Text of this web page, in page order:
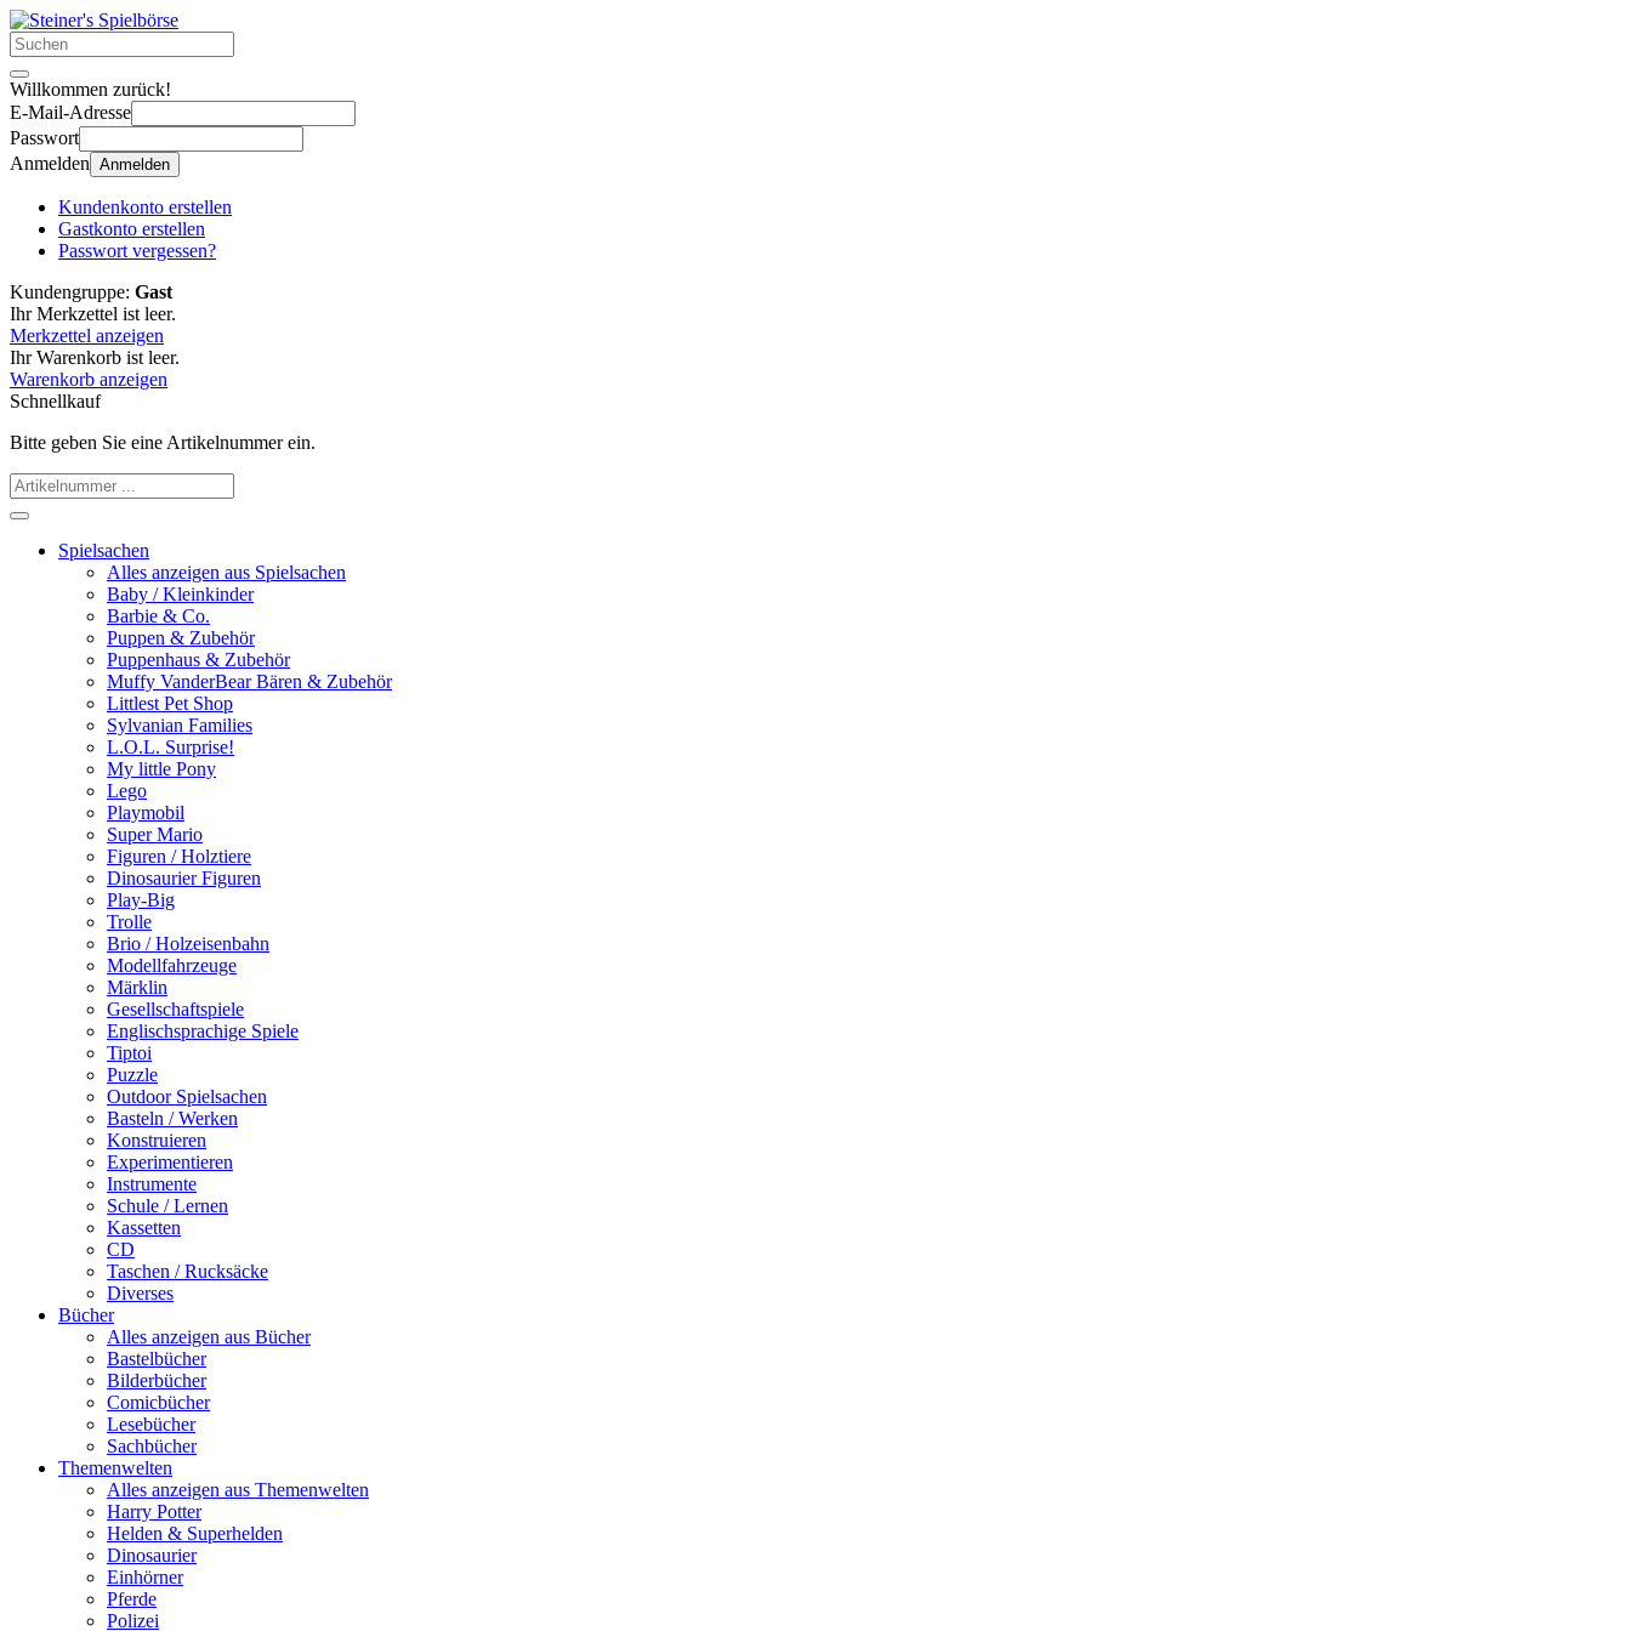
Willkommen zurück!
E-Mail-Adresse
Passwort
Anmelden Anmelden
Kundenkonto erstellen
Gastkonto erstellen
Passwort vergessen?
Kundengruppe: Gast
Ihr Merkzettel ist leer.
Merkzettel anzeigen
Ihr Warenkorb ist leer.
Warenkorb anzeigen
Schnellkauf
Bitte geben Sie eine Artikelnummer ein.
Spielsachen
Alles anzeigen aus Spielsachen
Baby / Kleinkinder
Barbie & Co.
Puppen & Zubehör
Puppenhaus & Zubehör
Muffy VanderBear Bären & Zubehör
Littlest Pet Shop
Sylvanian Families
L.O.L. Surprise!
My little Pony
Lego
Playmobil
Super Mario
Figuren / Holztiere
Dinosaurier Figuren
Play-Big
Trolle
Brio / Holzeisenbahn
Modellfahrzeuge
Märklin
Gesellschaftspiele
Englischsprachige Spiele
Tiptoi
Puzzle
Outdoor Spielsachen
Basteln / Werken
Konstruieren
Experimentieren
Instrumente
Schule / Lernen
Kassetten
CD
Taschen / Rucksäcke
Diverses
Bücher
Alles anzeigen aus Bücher
Bastelbücher
Bilderbücher
Comicbücher
Lesebücher
Sachbücher
Themenwelten
Alles anzeigen aus Themenwelten
Harry Potter
Helden & Superhelden
Dinosaurier
Einhörner
Pferde
Polizei